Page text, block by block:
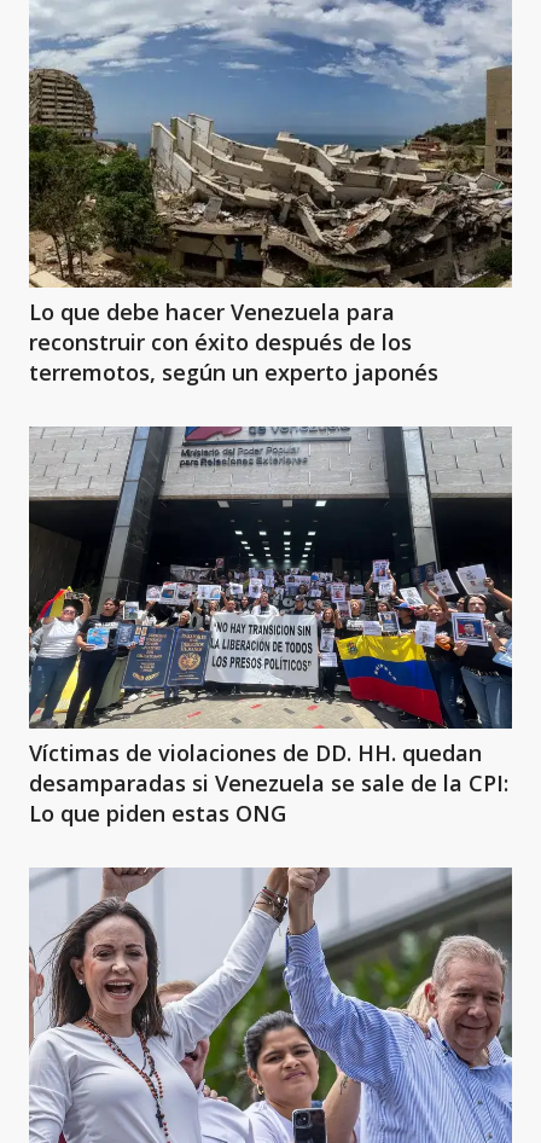
Lo que debe hacer Venezuela para
reconstruir con éxito después de los
terremotos, según un experto japonés
Víctimas de violaciones de DD. HH. quedan
desamparadas si Venezuela se sale de la CPI:
Lo que piden estas ONG